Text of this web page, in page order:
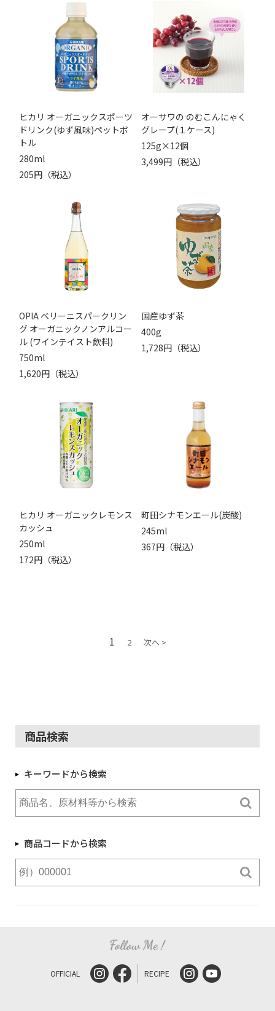
ヒカリ オーガニックスポーツ
ドリンク(ゆず風味)ペットボ
トル
280ml
205円（税込）
オーサワの のむこんにゃく
グレープ(１ケース)
125g×12個
3,499円（税込）
OPIA ベリーニスパークリン
グ オーガニックノンアルコー
ル (ワインテイスト飲料)
750ml
1,620円（税込）
国産ゆず茶
400g
1,728円（税込）
ヒカリ オーガニックレモンス
カッシュ
250ml
172円（税込）
町田シナモンエール(炭酸)
245ml
367円（税込）
1 2 次へ >
商品検索
キーワードから検索
商品コードから検索
OFFICIAL RECIPE